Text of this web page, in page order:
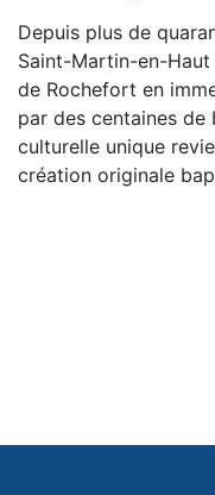
Depuis plus de
Saint-Martin-en-
de Rochefort en
par des centaines
culturelle unique
création originale